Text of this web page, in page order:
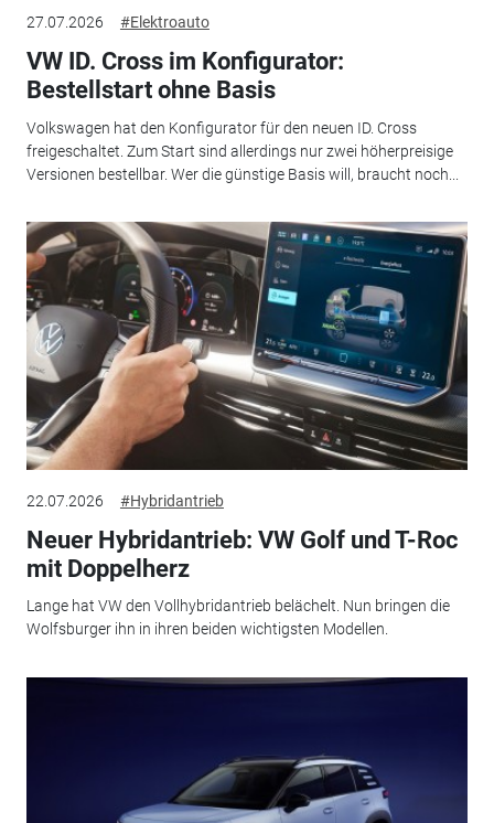
27.07.2026 #Elektroauto
VW ID. Cross im Konfigurator:
Bestellstart ohne Basis
Volkswagen hat den Konfigurator für den neuen ID. Cross
freigeschaltet. Zum Start sind allerdings nur zwei höherpreisige
Versionen bestellbar. Wer die günstige Basis will, braucht noch...
22.07.2026 #Hybridantrieb
Neuer Hybridantrieb: VW Golf und T-Roc
mit Doppelherz
Lange hat VW den Vollhybridantrieb belächelt. Nun bringen die
Wolfsburger ihn in ihren beiden wichtigsten Modellen.